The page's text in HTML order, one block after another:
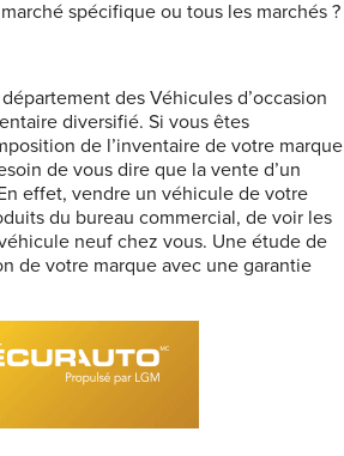
spécifique ou tous les marchés ?
des Véhicules d’occasion
diversifié. Si vous êtes
de l’inventaire de votre marque
de vous dire que la vente d’un
effet, vendre un véhicule de votre
du bureau commercial, de voir les
neuf chez vous. Une étude de
de votre marque avec une garantie